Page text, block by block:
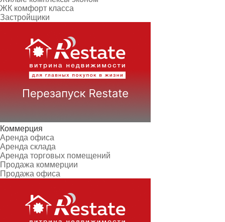
ЖК комфорт класса
Застройщики
Коммерция
Аренда офиса
Аренда склада
Аренда торговых помещений
Продажа коммерции
Продажа офиса